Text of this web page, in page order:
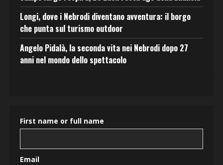
Longi, dove i Nebrodi diventano avventura: il borgo
che punta sul turismo outdoor
Angelo Pidalà, la seconda vita nei Nebrodi dopo 27
anni nel mondo dello spettacolo
First name or full name
Email